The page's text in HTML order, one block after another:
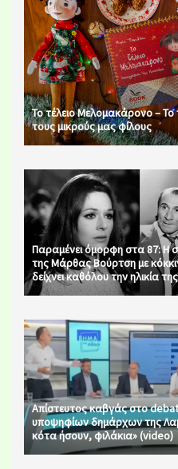
Το τέλειο Μελομακάρονο – Το
τους μικρούς μας φίλους
Παραμένει όμορφη στα 87: Η
της Μάρθας Βούρτση με
δείχνει καθόλου την ηλικία της
Απίστευτος καβγάς στο
υποψηφίων δημάρχων της
κότα ήσουν, φιλάκια» (video)